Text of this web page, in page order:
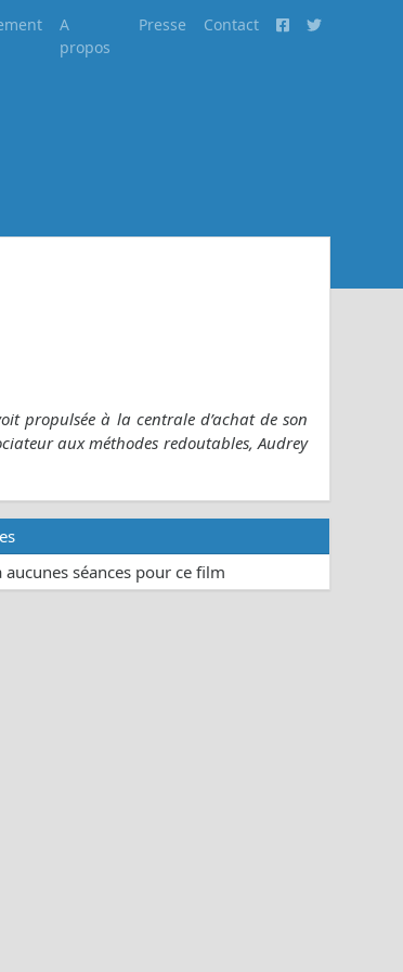
A
propos
Presse Contact
propulsée à la centrale d’achat de son
aux méthodes redoutables, Audrey
aucunes séances pour ce film